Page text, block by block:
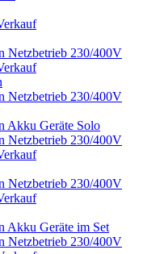
Netzbetrieb 230/400V
Netzbetrieb 230/400V
Akku Geräte Solo
Netzbetrieb 230/400V
Netzbetrieb 230/400V
Akku Geräte im Set
Netzbetrieb 230/400V